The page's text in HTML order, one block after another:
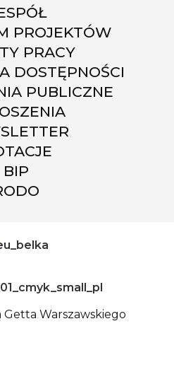
PROJEKTÓW
PRACY
DOSTĘPNOŚCI
PUBLICZNE
BIP
Warszawskiego